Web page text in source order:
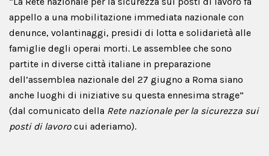
appello a una mobilitazione immediata nazionale con
denunce, volantinaggi, presidi di lotta e solidarietà alle
famiglie degli operai morti. Le assemblee che sono
partite in diverse città italiane in preparazione
dell’assemblea nazionale del 27 giugno a Roma siano
anche luoghi di iniziative su questa ennesima strage”
(dal comunicato della Rete nazionale per la sicurezza sui
posti di lavoro cui aderiamo).